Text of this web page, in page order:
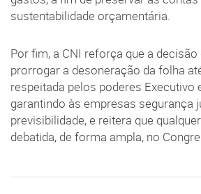
sustentabilidade orçamentária.
Por fim, a CNI reforça que a
prorrogar a desoneração da folha
respeitada pelos poderes Executivo
garantindo às empresas segurança
previsibilidade, e reitera que
debatida, de forma ampla, no